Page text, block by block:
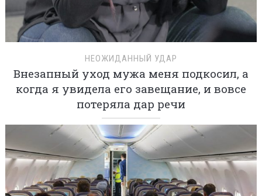
НЕОЖИДАННЫЙ УДАР
Внезапный уход мужа меня подкосил, а
когда я увидела его завещание, и вовсе
потеряла дар речи